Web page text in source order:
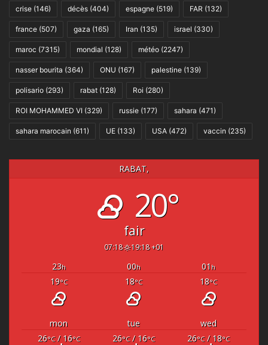
crise (146) décès (404) espagne (519) FAR (132)
france (507) gaza (165) Iran (135) israel (330)
maroc (7315) mondial (128) météo (2247)
nasser bourita (364) ONU (167) palestine (139)
polisario (293) rabat (128) Roi (280)
ROI MOHAMMED VI (329) russie (177) sahara (471)
sahara marocain (611) UE (133) USA (472) vaccin (235)
RABAT,
20°
fair
07:18 19:18 +01
23h 00h 01 h
19°C 18°C 18°C
mon tue
wed
26°C/ 16°C 26°C/ 16°C 26°C/ 18°C